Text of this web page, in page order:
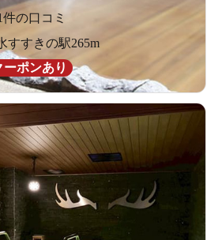
件の口コミ
すすきの駅265m
ーポンあり